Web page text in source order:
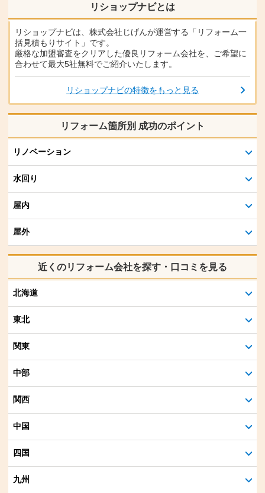
リショップナビとは
リショップナビは、株式会社じげんが運営する「リフォーム一
括見積もりサイト」です。
厳格な加盟審査をクリアした優良リフォーム会社を、ご希望に
合わせて最大5社無料でご紹介いたします。
リショップナビの特徴をもっと見る
リフォーム箇所別 成功のポイント
リノベーション
水回り
屋内
屋外
近くのリフォーム会社を探す・口コミを見る
北海道
東北
関東
中部
関西
中国
四国
九州